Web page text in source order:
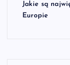
Jakie są
Europie